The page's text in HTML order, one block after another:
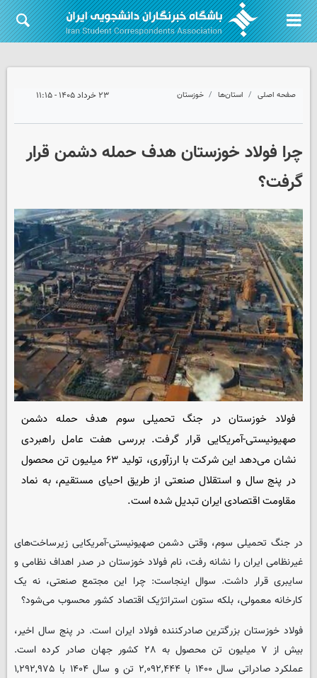
صفحه اصلی استان‌ها خوزستان ۲۳ خرداد ۱۴۰۵ - ۱۱:۱۵
چرا فولاد خوزستان هدف حمله دشمن قرار
گرفت؟
فولاد خوزستان در جنگ تحمیلی سوم هدف حمله دشمن
صهیونیستی-آمریکایی قرار گرفت. بررسی هفت عامل راهبردی
نشان می‌دهد این شرکت با ارزآوری، تولید ۶۳ میلیون تن محصول
در پنج سال و استقلال صنعتی از طریق احیای مستقیم، به نماد
مقاومت اقتصادی ایران تبدیل شده است.
در جنگ تحمیلی سوم، وقتی دشمن صهیونیستی-آمریکایی زیرساخت‌های
غیرنظامی ایران را نشانه رفت، نام فولاد خوزستان در صدر اهداف نظامی و
سایبری قرار داشت. سوال اینجاست: چرا این مجتمع صنعتی، نه یک
کارخانه معمولی، بلکه ستون استراتژیک اقتصاد کشور محسوب می‌شود؟
فولاد خوزستان بزرگترین صادرکننده فولاد ایران است. در پنج سال اخیر،
بیش از ۷ میلیون تن محصول به ۲۸ کشور جهان صادر کرده است.
عملکرد صادراتی سال ۱۴۰۰ با ۲,۰۹۲,۴۴۴ تن و سال ۱۴۰۴ با ۱,۲۹۲,۹۷۵